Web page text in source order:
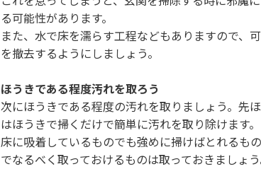
る可能性があります。
また、水で床を濡らす工程などもありますので、
を撤去するようにしましょう。
ほうきである程度汚れを取ろう
次にほうきである程度の汚れを取りましょう。先
はほうきで掃くだけで簡単に汚れを取り除けます。
床に吸着しているものでも強めに掃けばとれるも
でなるべく取っておけるものは取っておきましょう